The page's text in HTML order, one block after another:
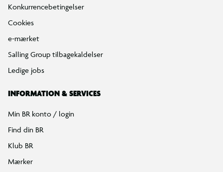
Konkurrencebetingelser
Cookies
e-mærket
Salling Group tilbagekaldelser
Ledige jobs
INFORMATION & SERVICES
Min BR konto / login
Find din BR
Klub BR
Mærker